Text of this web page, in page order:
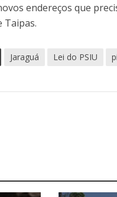
endereços que
Taipas.
Jaraguá Lei do PSIU